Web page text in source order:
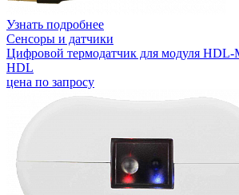
Узнать подробнее
Сенсоры и датчики
Цифровой термодатчик для модуля HDL-
HDL
цена по запросу